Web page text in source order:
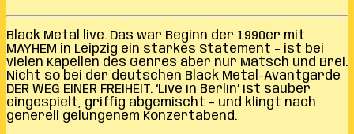
Black Metal live. Das war Beginn der 1990er mit
MAYHEM in Leipzig ein starkes Statement – ist bei
vielen Kapellen des Genres aber nur Matsch und Brei.
Nicht so bei der deutschen Black Metal-Avantgarde
DER WEG EINER FREIHEIT. ‘Live in Berlin’ ist sauber
eingespielt, griffig abgemischt – und klingt nach
generell gelungenem Konzertabend.